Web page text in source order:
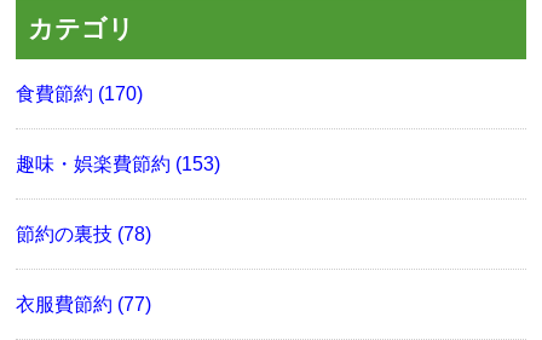
カテゴリ
食費節約 (170)
趣味・娯楽費節約 (153)
節約の裏技 (78)
衣服費節約 (77)